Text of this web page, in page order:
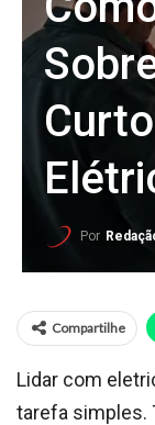
Por
Compartilhe
Lidar com
tarefa simples.